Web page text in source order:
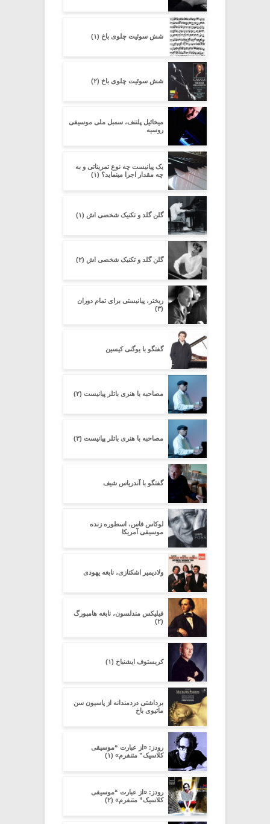
شش سوئیت چلوی باخ (۱)
شش سوئیت چلوی باخ (۲)
میخائیل پلتنف، سمبل ملی موسیقی
روسیه
یک پیانیست چه نوع تمریناتی و به
چه مقدار اجرا مینماید؟ (۱)
گلن گلد و تکنیک شخصی اش (۱)
گلن گلد و تکنیک شخصی اش (۲)
ریختر، پیانیستی برای تمام دوران
(۳)
گفتگو با یوگنی کیسین
مصاحبه با هنری باتلر پیانیست (۲)
مصاحبه با هنری باتلر پیانیست (۳)
گفتگو با آندریاس شیف
لوکاس فاس، اسطوره زنده
موسیقی آمریکا
ولادیمیر اشکنازی، نابغه یهودی
فیلیکس مندلسون، نابغه هامبورگ
(۲)
کریستوف ایشنباخ (۱)
برداشتی دردمندانه از پاسیون سن
ماتیوی باخ
رودز: «از عبارت “موسیقی
کلاسیک” متنفرم» (۱)
رودز: «از عبارت “موسیقی
کلاسیک” متنفرم» (۲)